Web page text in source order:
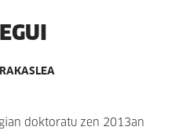
doktoratu zen 2013an